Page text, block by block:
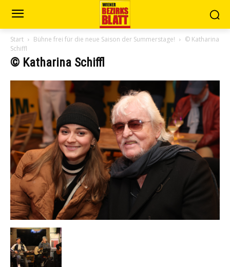
Start Bühne frei für die neue Saison der Summerstage!
© Katharina
Schiffl
© Katharina Schiffl